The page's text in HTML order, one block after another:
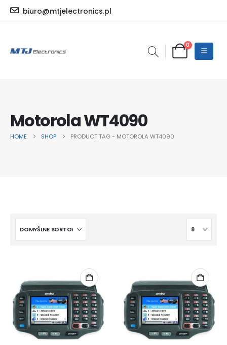
biuro@mtjelectronics.pl
0
Motorola WT4090
HOME SHOP PRODUCT TAG - MOTOROLA WT4090